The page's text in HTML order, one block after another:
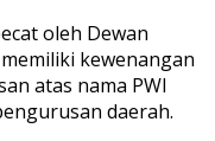
oleh Dewan
kewenangan
atas nama PWI
daerah.